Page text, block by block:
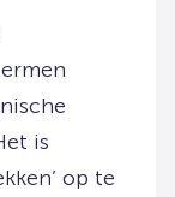
is
op te